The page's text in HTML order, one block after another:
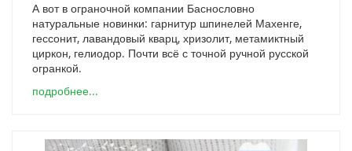
А вот в ограночной компании Баснословно
натуральные новинки: гарнитур шпинелей Махенге,
гессонит, лавандовый кварц, хризолит, метамиктный
циркон, гелиодор. Почти всё с точной ручной русской
огранкой.
подробнее...